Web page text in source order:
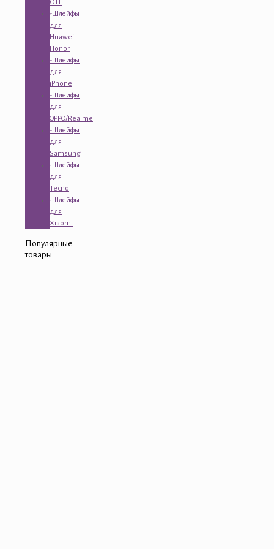
ОТГ
-Шлейфы
для
Huawei
Honor
-Шлейфы
для
iPhone
-Шлейфы
для
OPPO/Realme
-Шлейфы
для
Samsung
-Шлейфы
для
Tecno
-Шлейфы
для
Xiaomi
Популярные
товары